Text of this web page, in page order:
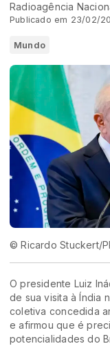
Radioagência
Publicado em 23/02/
Mundo
© Ricardo Stuckert/
O presidente Luiz
de sua visita à Índia
coletiva concedida
e afirmou que é
potencialidades do